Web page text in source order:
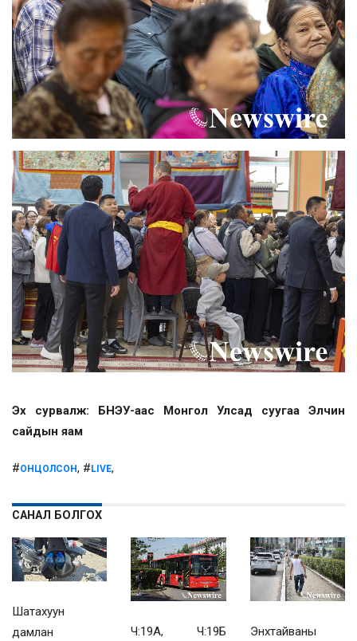
Эх сурвалж: БНЭУ-аас Монгол Улсад суугаа Элчин
сайдын яам
#ОНЦОЛСОН, # LIVE,
САНАЛ БОЛГОХ
Шатахуун
дамлан
Ч:19А, Ч:19Б
Энхтайваны